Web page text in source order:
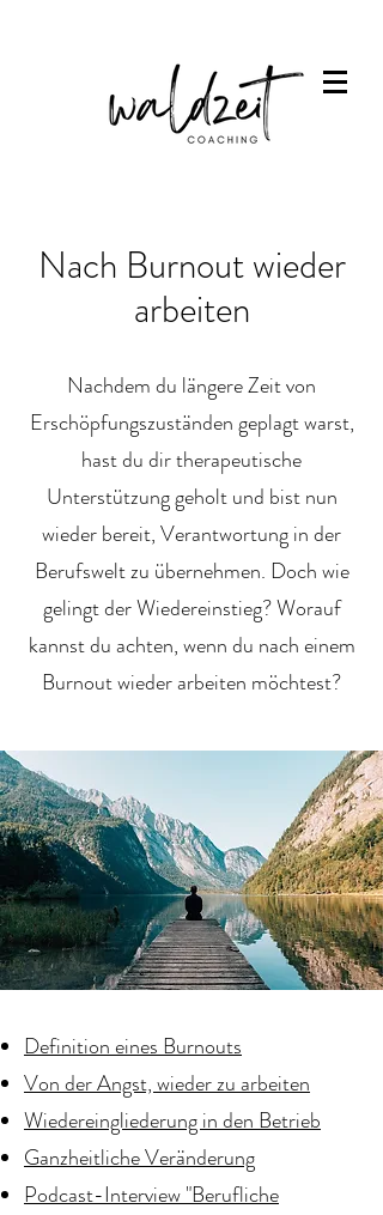
Nach Burnout wieder
arbeiten
Nachdem du längere Zeit von
Erschöpfungszuständen geplagt warst,
hast du dir therapeutische
Unterstützung geholt und bist nun
wieder bereit, Verantwortung in der
Berufswelt zu übernehmen. Doch wie
gelingt der Wiedereinstieg? Worauf
kannst du achten, wenn du nach einem
Burnout wieder arbeiten möchtest?
Definition eines Burnouts
Von der Angst, wieder zu arbeiten
Wiedereingliederung in den Betrieb
Ganzheitliche Veränderung
Podcast-Interview "Berufliche